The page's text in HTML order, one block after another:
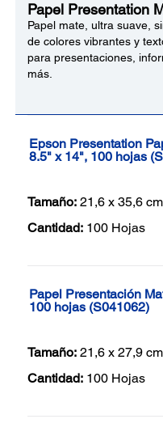
Papel Presentation
Papel mate, ultra suave,
de colores vibrantes y
para presentaciones,
más.
Epson Presentation
8.5" x 14", 100 hojas
Tamaño: 21,6 x 35,6 cm
Cantidad: 100 Hojas
Papel Presentación
100 hojas (S041062)
Tamaño: 21,6 x 27,9 cm
Cantidad: 100 Hojas